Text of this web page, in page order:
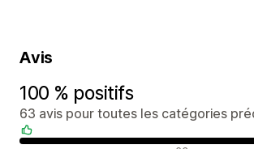
Avis
100 % positifs
63 avis pour toutes les catégories